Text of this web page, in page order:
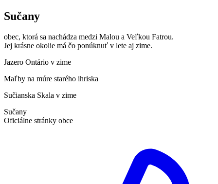
Sučany
obec, ktorá sa nachádza medzi Malou a Veľkou Fatrou.
Jej krásne okolie má čo ponúknuť v lete aj zime.
Jazero Ontário v zime
Maľby na múre starého ihriska
Sučianska Skala v zime
Sučany
Oficiálne stránky obce